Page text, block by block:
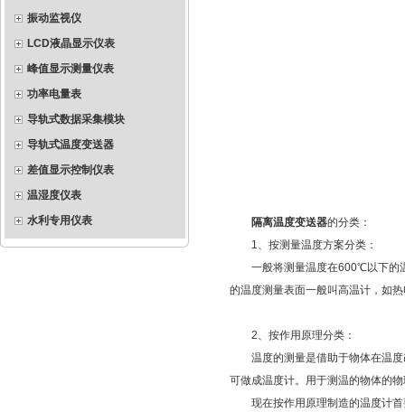
振动监视仪
LCD液晶显示仪表
峰值显示测量仪表
功率电量表
导轨式数据采集模块
导轨式温度变送器
差值显示控制仪表
温湿度仪表
水利专用仪表
隔离温度变送器的分类：
1、按测量温度方案分类：
一般将测量温度在600℃以下的温
的温度测量表面一般叫高温计，如
2、按作用原理分类：
温度的测量是借助于物体在温度
可做成温度计。用于测温的物体的
现在按作用原理制造的温度计首